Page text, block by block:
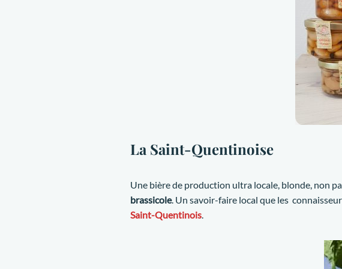
La Saint-Quentinoise
Une bière de production ultra locale, blonde, non
brassicole. Un savoir-faire local que les
Saint-Quentinois.